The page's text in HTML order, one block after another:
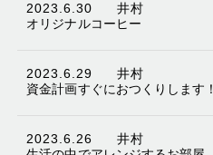
2023.6.30
井村
オリジナルコーヒー
2023.6.29
井村
資金計画すぐにおつくりします！
2023.6.26
井村